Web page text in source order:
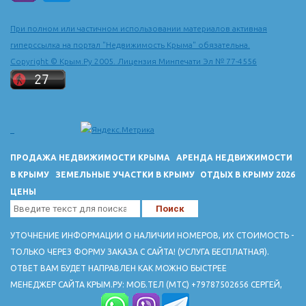
Ханский дворец 16-18 вв расположен по ул. Речной, 133. Тел
3-27-53.
Успенский пещерный монастрырь 8-19 вв.
В пещере Староселье - стоянка неандертальцев
При полном или частичном использовании материалов активная
гиперссылка на портал "Недвижимость Крыма" обязательна.
Copyright © Крым.Ру 2005. Лицензия Минпечати Эл № 77-4556
ПРОДАЖА НЕДВИЖИМОСТИ КРЫМА
АРЕНДА НЕДВИЖИМОСТИ
В КРЫМУ
ЗЕМЕЛЬНЫЕ УЧАСТКИ В КРЫМУ
ОТДЫХ В КРЫМУ 2026
ЦЕНЫ
УТОЧНЕНИЕ ИНФОРМАЦИИ О НАЛИЧИИ НОМЕРОВ, ИХ СТОИМОСТЬ -
ТОЛЬКО ЧЕРЕЗ ФОРМУ ЗАКАЗА С САЙТА! (УСЛУГА БЕСПЛАТНАЯ).
ОТВЕТ ВАМ БУДЕТ НАПРАВЛЕН КАК МОЖНО БЫСТРЕЕ
МЕНЕДЖЕР САЙТА КРЫМ.РУ: МОБ.ТЕЛ (МТС) +79787502656 СЕРГЕЙ,